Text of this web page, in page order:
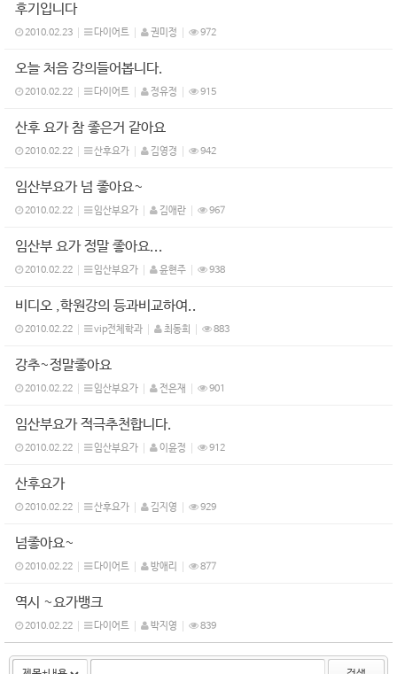
후기입니다
2010.02.23 다이어트 권미정 972
오늘 처음 강의들어봅니다.
2010.02.22 다이어트 정유정 915
산후 요가 참 좋은거 같아요
2010.02.22 산후요가 김영경 942
임산부요가 넘 좋아요~
2010.02.22 임산부요가 김애란 967
임산부 요가 정말 좋아요...
2010.02.22 임산부요가 윤현주 938
비디오 ,학원강의 등과비교하여..
2010.02.22 vip전체학과 최동희 883
강추~정말좋아요
2010.02.22 임산부요가 전은재 901
임산부요가 적극추천합니다.
2010.02.22 임산부요가 이윤정 912
산후요가
2010.02.22 산후요가 김지영 929
넘좋아요~
2010.02.22 다이어트 방애리 877
역시 ~요가뱅크
2010.02.22 다이어트 박지영 839